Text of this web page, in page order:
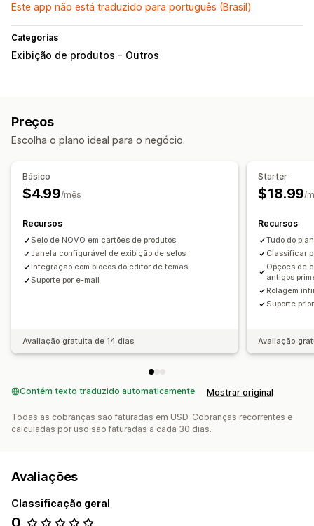
Este app não está traduzido para português (Brasil)
Categorias
Exibição de produtos - Outros
Preços
Escolha o plano ideal para o negócio.
Básico
$4.99/mês
Recursos
Selo de NOVO em cartões de produtos
Janela configurável de exibição de selos
Integração com blocos do editor de temas
Suporte por e-mail
Avaliação gratuita de 14 dias
Starter
$18.99/
Recursos
Tudo do
Classificar
Opções de
antigos
Rolagem
Suporte
Avaliação
Contém texto traduzido automaticamente Mostrar original
Todas as cobranças são faturadas em USD. Cobranças recorrentes e
calculadas por uso são faturadas a cada 30 dias.
Avaliações
Classificação geral